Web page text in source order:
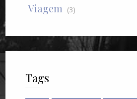
Viagem (3)
Tags